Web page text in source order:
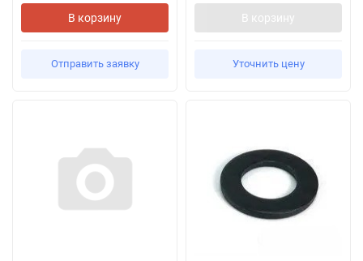
В корзину
Отправить заявку
В корзину
Уточнить цену